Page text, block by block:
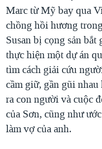
Marc từ Mỹ bay qua
chồng hồi hương
Susan bị cọng sản
thực hiện một dự án
tìm cách giải cứu
cầm giữ, gần gũi
ra con người và cuộc
của Sơn, cũng như
làm vợ của anh.